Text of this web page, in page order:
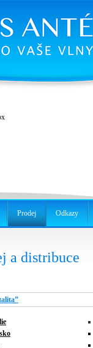
a distribuce
Prodej Odkazy